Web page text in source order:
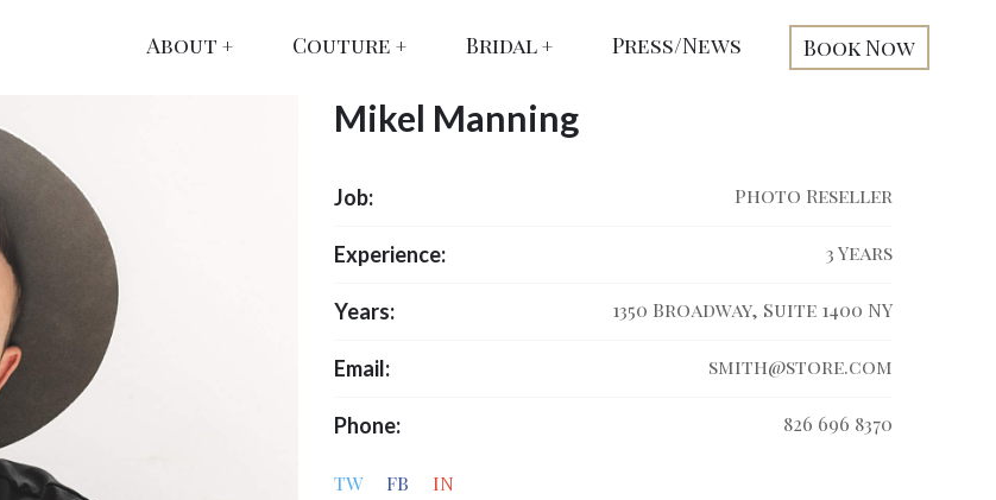
About Couture Bridal Press/News Book Now
Mikel Manning
Job: Photo Reseller
Experience: 3 Years
Years: 1350 Broadway, Suite 1400 NY
Email: smith@store.com
Phone: 826 696 8370
TW FB IN